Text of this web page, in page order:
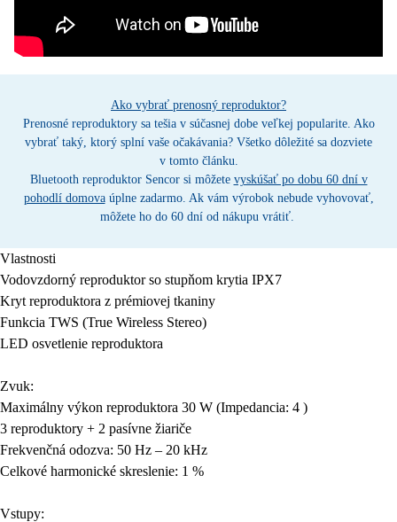
Ako vybrať prenosný reproduktor?
Prenosné reproduktory sa tešia v súčasnej dobe veľkej popularite. Ako
vybrať taký, ktorý splní vaše očakávania? Všetko dôležité sa dozviete
v tomto článku.
Bluetooth reproduktor Sencor si môžete vyskúšať po dobu 60 dní v
pohodlí domovaúplne zadarmo. Ak vám výrobok nebude vyhovovať,
môžete ho do 60 dní od nákupu vrátiť.
Vlastnosti
Vodovzdorný reproduktor so stupňom krytia IPX7
Kryt reproduktora z prémiovej tkaniny
Funkcia TWS (True Wireless Stereo)
LED osvetlenie reproduktora
Zvuk:
Maximálny výkon reproduktora 30 W (Impedancia: 4 )
3 reproduktory + 2 pasívne žiariče
Frekvenčná odozva: 50 Hz – 20 kHz
Celkové harmonické skreslenie: 1 %
Vstupy: